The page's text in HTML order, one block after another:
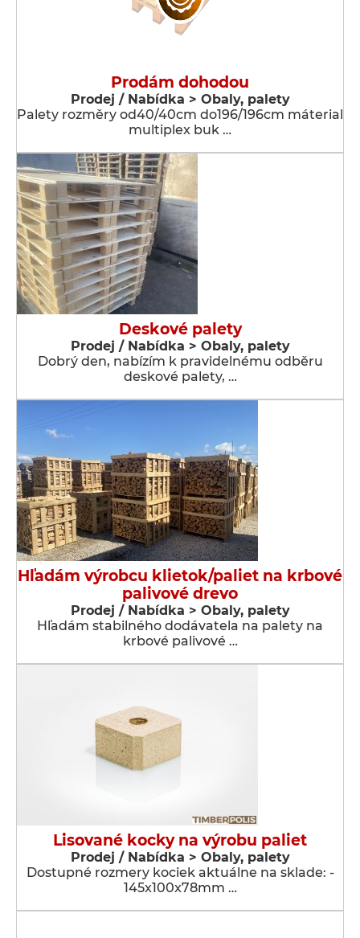
Prodám dohodou
Prodej / Nabídka > Obaly, palety
Palety rozměry od40/40cm do196/196cm máterial
multiplex buk …
Deskové palety
Prodej / Nabídka > Obaly, palety
Dobrý den, nabízím k pravidelnému odběru
deskové palety, …
Hľadám výrobcu klietok/paliet na krbové
palivové drevo
Prodej / Nabídka > Obaly, palety
Hľadám stabilného dodávatela na palety na
krbové palivové …
Lisované kocky na výrobu paliet
Prodej / Nabídka > Obaly, palety
Dostupné rozmery kociek aktuálne na sklade: -
145x100x78mm …